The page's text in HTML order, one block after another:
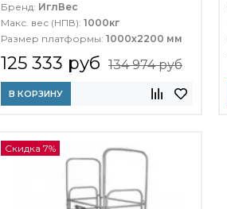
Бренд: ИглВес
Макс. вес (НПВ): 1000кг
Размер платформы: 1000х2200 мм
125 333 руб 134 974 руб
В КОРЗИНУ
Скидка 7%